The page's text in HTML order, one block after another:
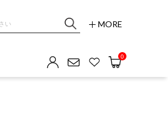
MORE
0